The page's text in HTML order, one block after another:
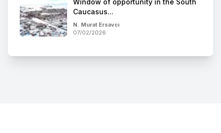
Window of opportunity in the South
Caucasus...
N. Murat Ersavcı
07/02/2026